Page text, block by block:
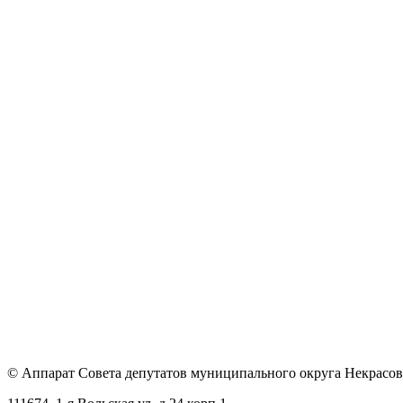
© Аппарат Совета депутатов муниципального округа